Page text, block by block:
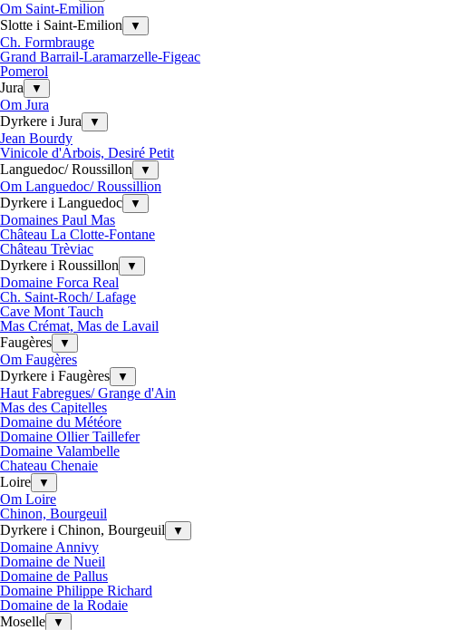
Om Saint-Emilion
Slotte i Saint-Emilion
▼
Ch. Formbrauge
Grand Barrail-Laramarzelle-Figeac
Pomerol
Jura
▼
Om Jura
Dyrkere i Jura
▼
Jean Bourdy
Vinicole d'Arbois, Desiré Petit
Languedoc/ Roussillon
▼
Om Languedoc/ Roussillion
Dyrkere i Languedoc
▼
Domaines Paul Mas
Château La Clotte-Fontane
Château Trèviac
Dyrkere i Roussillon
▼
Domaine Forca Real
Ch. Saint-Roch/ Lafage
Cave Mont Tauch
Mas Crémat, Mas de Lavail
Faugères
▼
Om Faugères
Dyrkere i Faugères
▼
Haut Fabregues/ Grange d'Ain
Mas des Capitelles
Domaine du Météore
Domaine Ollier Taillefer
Domaine Valambelle
Chateau Chenaie
Loire
▼
Om Loire
Chinon, Bourgeuil
Dyrkere i Chinon, Bourgeuil
▼
Domaine Annivy
Domaine de Nueil
Domaine de Pallus
Domaine Philippe Richard
Domaine de la Rodaie
Moselle
▼